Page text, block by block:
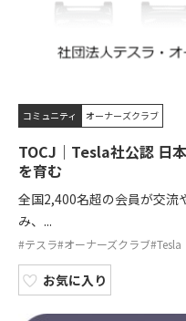
コミュニティ オーナーズクラブ
TOCJ｜Tesla社公認 日
を育む
全国2,400名超の会員が交流
み、...
#テスラ#オーナーズクラブ#Tesla
お気に入り